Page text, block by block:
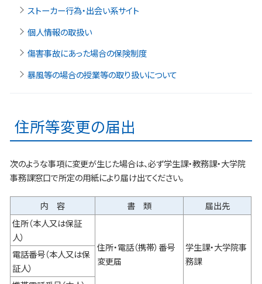
ストーカー行為・出会い系サイト
個人情報の取扱い
傷害事故にあった場合の保険制度
暴風等の場合の授業等の取り扱いについて
住所等変更の届出
次のような事項に変更が生じた場合は、必ず学生課・教務課・大学院
事務課窓口で所定の用紙により届け出てください。
内 容 書 類
届出先
住所（本人又は保証
人）
住所・電話（携帯）番号
変更届
学生課・大学院事
務課
電話番号（本人又は保
証人）